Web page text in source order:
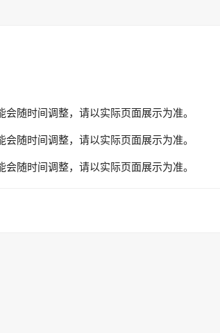
随时间调整，请以实际页面展示为准。
随时间调整，请以实际页面展示为准。
随时间调整，请以实际页面展示为准。